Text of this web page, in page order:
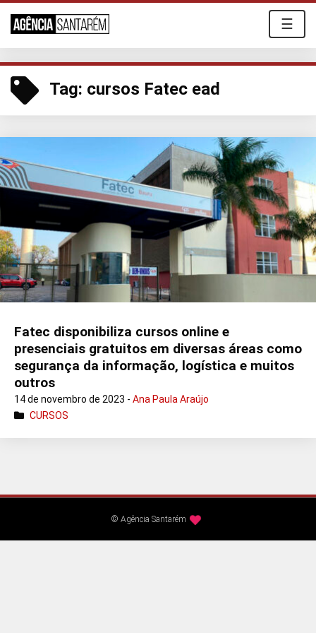
☰
Tag: cursos Fatec ead
Fatec disponibiliza cursos online e
presenciais gratuitos em diversas áreas como
segurança da informação, logística e muitos
outros
14 de novembro de 2023 - Ana Paula Araújo
CURSOS
© Agência Santarém